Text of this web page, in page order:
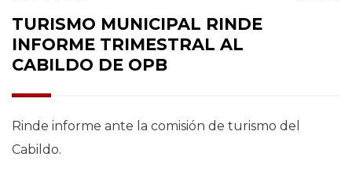
TURISMO MUNICIPAL RINDE
INFORME TRIMESTRAL AL
CABILDO DE OPB
Rinde informe ante la comisión de turismo del
Cabildo.